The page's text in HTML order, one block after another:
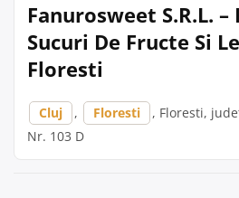
Fanurosweet S.R.L. –
Sucuri De Fructe Si
Floresti
Cluj , Floresti
, Floresti,
Nr. 103 D